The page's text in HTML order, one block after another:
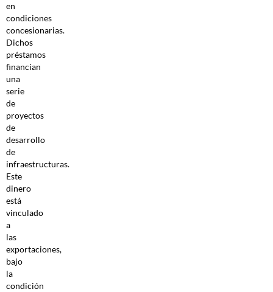
en
condiciones
concesionarias.
Dichos
préstamos
financian
una
serie
de
proyectos
de
desarrollo
de
infraestructuras.
Este
dinero
está
vinculado
a
las
exportaciones,
bajo
la
condición